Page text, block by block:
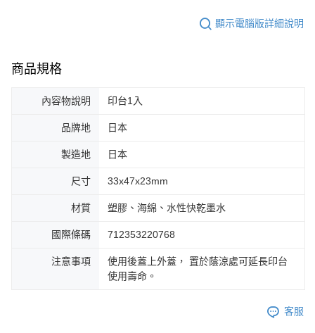
顯示電腦版詳細說明
商品規格
內容物說明 印台1入
品牌地 日本
製造地 日本
尺寸 33x47x23mm
材質 塑膠、海綿、水性快乾墨水
國際條碼 712353220768
注意事項
使用後蓋上外蓋， 置於蔭涼處可延長印台
使用壽命。
客服